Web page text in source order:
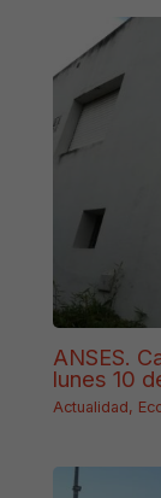
ANSES.
lunes 10
Actualidad,